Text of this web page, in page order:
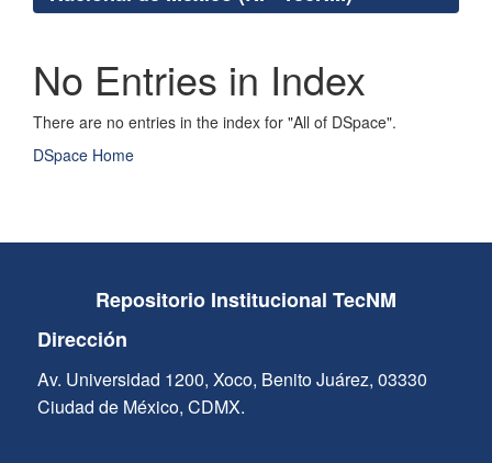
No Entries in Index
There are no entries in the index for "All of DSpace".
DSpace Home
Repositorio Institucional TecNM
Dirección
Av. Universidad 1200, Xoco, Benito Juárez, 03330
Ciudad de México, CDMX.